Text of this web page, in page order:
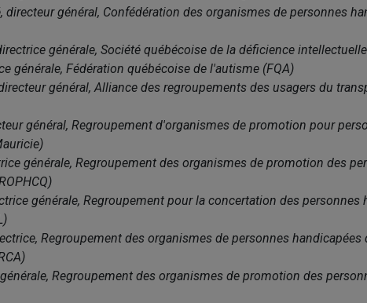
directeur général, Confédération des organismes de personnes
générale, Société québécoise de la déficience
générale, Fédération québécoise de l'autisme (FQA)
général, Alliance des regroupements des usagers du
général, Regroupement d'organismes de promotion pour
générale, Regroupement des organismes de promotion des
générale, Regroupement pour la concertation des personnes
Regroupement des organismes de personnes handicapées
Regroupement des organismes de promotion des